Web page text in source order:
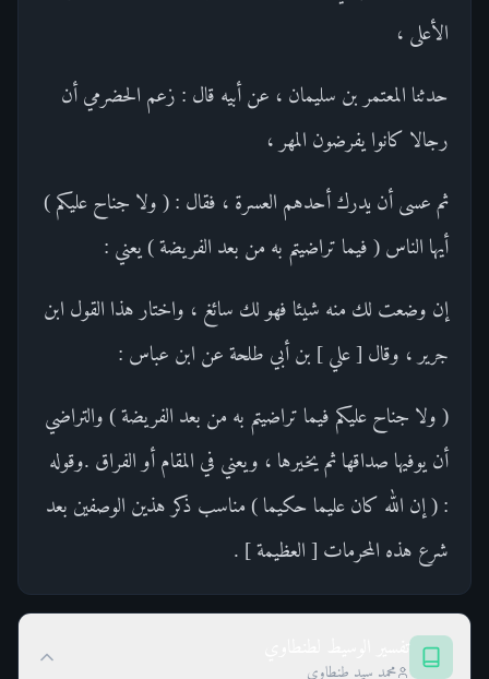
الأعلى ،
حدثنا المعتمر بن سليمان ، عن أبيه قال : زعم الحضرمي أن
رجالا كانوا يفرضون المهر ،
ثم عسى أن يدرك أحدهم العسرة ، فقال : ( ولا جناح عليكم )
أيها الناس ( فيما تراضيتم به من بعد الفريضة ) يعني :
إن وضعت لك منه شيئا فهو لك سائغ ، واختار هذا القول ابن
جرير ، وقال [ علي ] بن أبي طلحة عن ابن عباس :
( ولا جناح عليكم فيما تراضيتم به من بعد الفريضة ) والتراضي
أن يوفيها صداقها ثم يخيرها ، ويعني في المقام أو الفراق .وقوله
: ( إن الله كان عليما حكيما ) مناسب ذكر هذين الوصفين بعد
شرع هذه المحرمات [ العظيمة ] .
محمد سيد طنطاوي